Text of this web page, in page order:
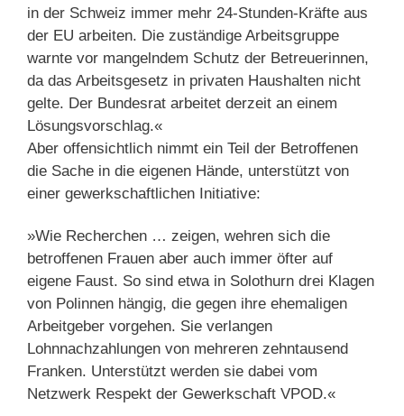
in der Schweiz immer mehr 24-Stunden-Kräfte aus
der EU arbeiten. Die zuständige Arbeitsgruppe
warnte vor mangelndem Schutz der Betreuerinnen,
da das Arbeitsgesetz in privaten Haushalten nicht
gelte. Der Bundesrat arbeitet derzeit an einem
Lösungsvorschlag.«
Aber offensichtlich nimmt ein Teil der Betroffenen
die Sache in die eigenen Hände, unterstützt von
einer gewerkschaftlichen Initiative:
»Wie Recherchen … zeigen, wehren sich die
betroffenen Frauen aber auch immer öfter auf
eigene Faust. So sind etwa in Solothurn drei Klagen
von Polinnen hängig, die gegen ihre ehemaligen
Arbeitgeber vorgehen. Sie verlangen
Lohnnachzahlungen von mehreren zehntausend
Franken. Unterstützt werden sie dabei vom
Netzwerk Respekt der Gewerkschaft VPOD.«